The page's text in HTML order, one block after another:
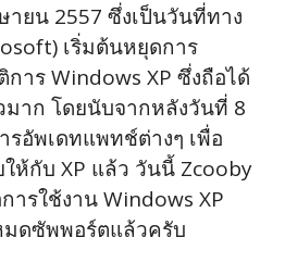
ายน 2557 ซึ่งเป็นวันที่ทาง
เริ่มต้นหยุดการ
าร Windows XP ซึ่งถือได้
าก โดยนับจากหลังวันที่ 8
อัพเดทแพทช์ต่างๆ เพื่อ
ห้กับ XP แล้ว วันนี้ Zcooby
ารใช้งาน Windows XP
ดซัพพอร์ตแล้วครับ